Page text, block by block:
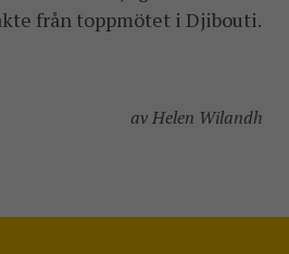
från toppmötet i Djibouti.
av Helen Wilandh